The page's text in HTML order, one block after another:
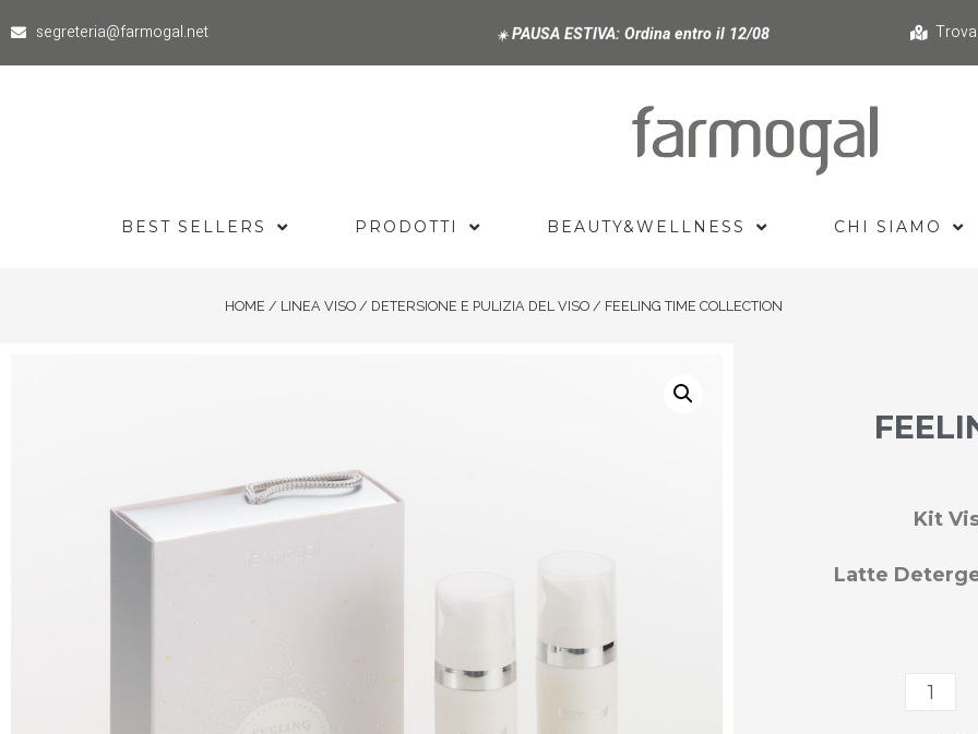
segreteria@farmogal.net ☀️PAUSA ESTIVA: Ordina entro il 12/08
BEST SELLERS PRODOTTI BEAUTY&WELLNESS CHI SIAMO
HOME / LINEA VISO/ DETERSIONE E PULIZIA DEL VISO/ FEELING TIME COLLECTION
Kit
Latte